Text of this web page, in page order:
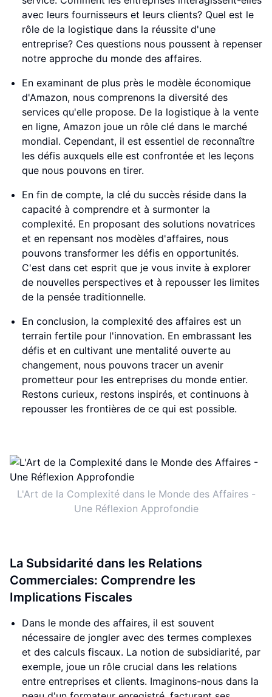
avec leurs fournisseurs et leurs clients? Quel est le
rôle de la logistique dans la réussite d'une
entreprise? Ces questions nous poussent à repenser
notre approche du monde des affaires.
En examinant de plus près le modèle économique
d'Amazon, nous comprenons la diversité des
services qu'elle propose. De la logistique à la vente
en ligne, Amazon joue un rôle clé dans le marché
mondial. Cependant, il est essentiel de reconnaître
les défis auxquels elle est confrontée et les leçons
que nous pouvons en tirer.
En fin de compte, la clé du succès réside dans la
capacité à comprendre et à surmonter la
complexité. En proposant des solutions novatrices
et en repensant nos modèles d'affaires, nous
pouvons transformer les défis en opportunités.
C'est dans cet esprit que je vous invite à explorer
de nouvelles perspectives et à repousser les limites
de la pensée traditionnelle.
En conclusion, la complexité des affaires est un
terrain fertile pour l'innovation. En embrassant les
défis et en cultivant une mentalité ouverte au
changement, nous pouvons tracer un avenir
prometteur pour les entreprises du monde entier.
Restons curieux, restons inspirés, et continuons à
repousser les frontières de ce qui est possible.
L'Art de la Complexité dans le Monde des Affaires -
Une Réflexion Approfondie
La Subsidarité dans les Relations
Commerciales: Comprendre les
Implications Fiscales
Dans le monde des affaires, il est souvent
nécessaire de jongler avec des termes complexes
et des calculs fiscaux. La notion de subsidiarité, par
exemple, joue un rôle crucial dans les relations
entre entreprises et clients. Imaginons-nous dans la